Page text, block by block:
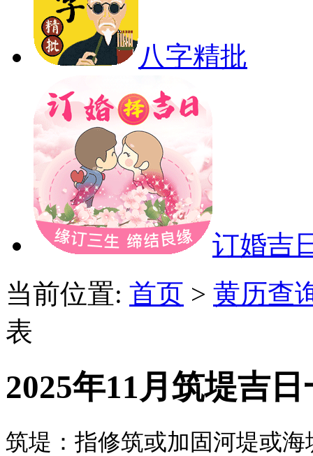
八字精批
订婚吉
当前位置: 首页 > 黄历查
表
2025年11月筑堤吉
筑堤：指修筑或加固河堤或海